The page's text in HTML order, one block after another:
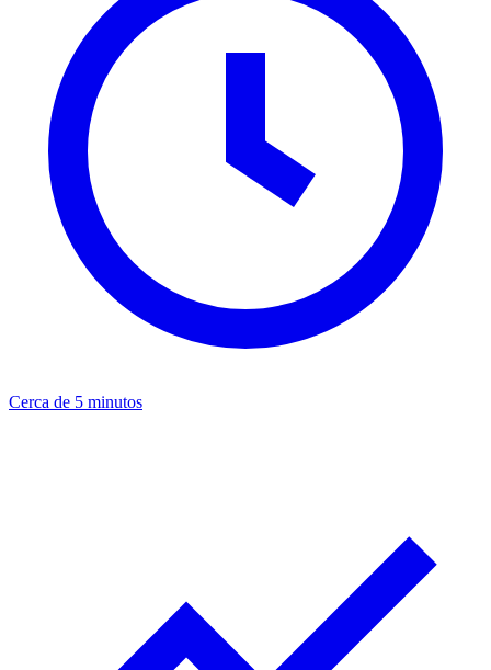
Cerca de 5 minutos